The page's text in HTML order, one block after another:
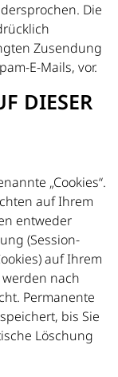
Die
Zusendung
E-Mails, vor.
DIESER
„Cookies“.
auf Ihrem
entweder
(Session-
auf Ihrem
nach
Permanente
bis Sie
Löschung